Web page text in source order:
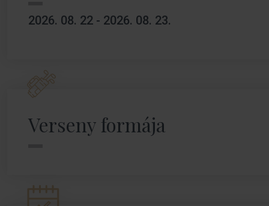
2026. 08. 22 - 2026. 08. 23.
Verseny formája